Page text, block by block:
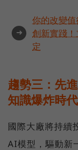
➜
你的改變
創新實踐
定
趨勢三：先
知識爆炸時
國際大廠將持續
AI模型，驅動新